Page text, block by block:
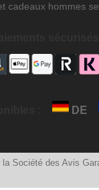
cadeaux hommes
DE
la Société des Avis